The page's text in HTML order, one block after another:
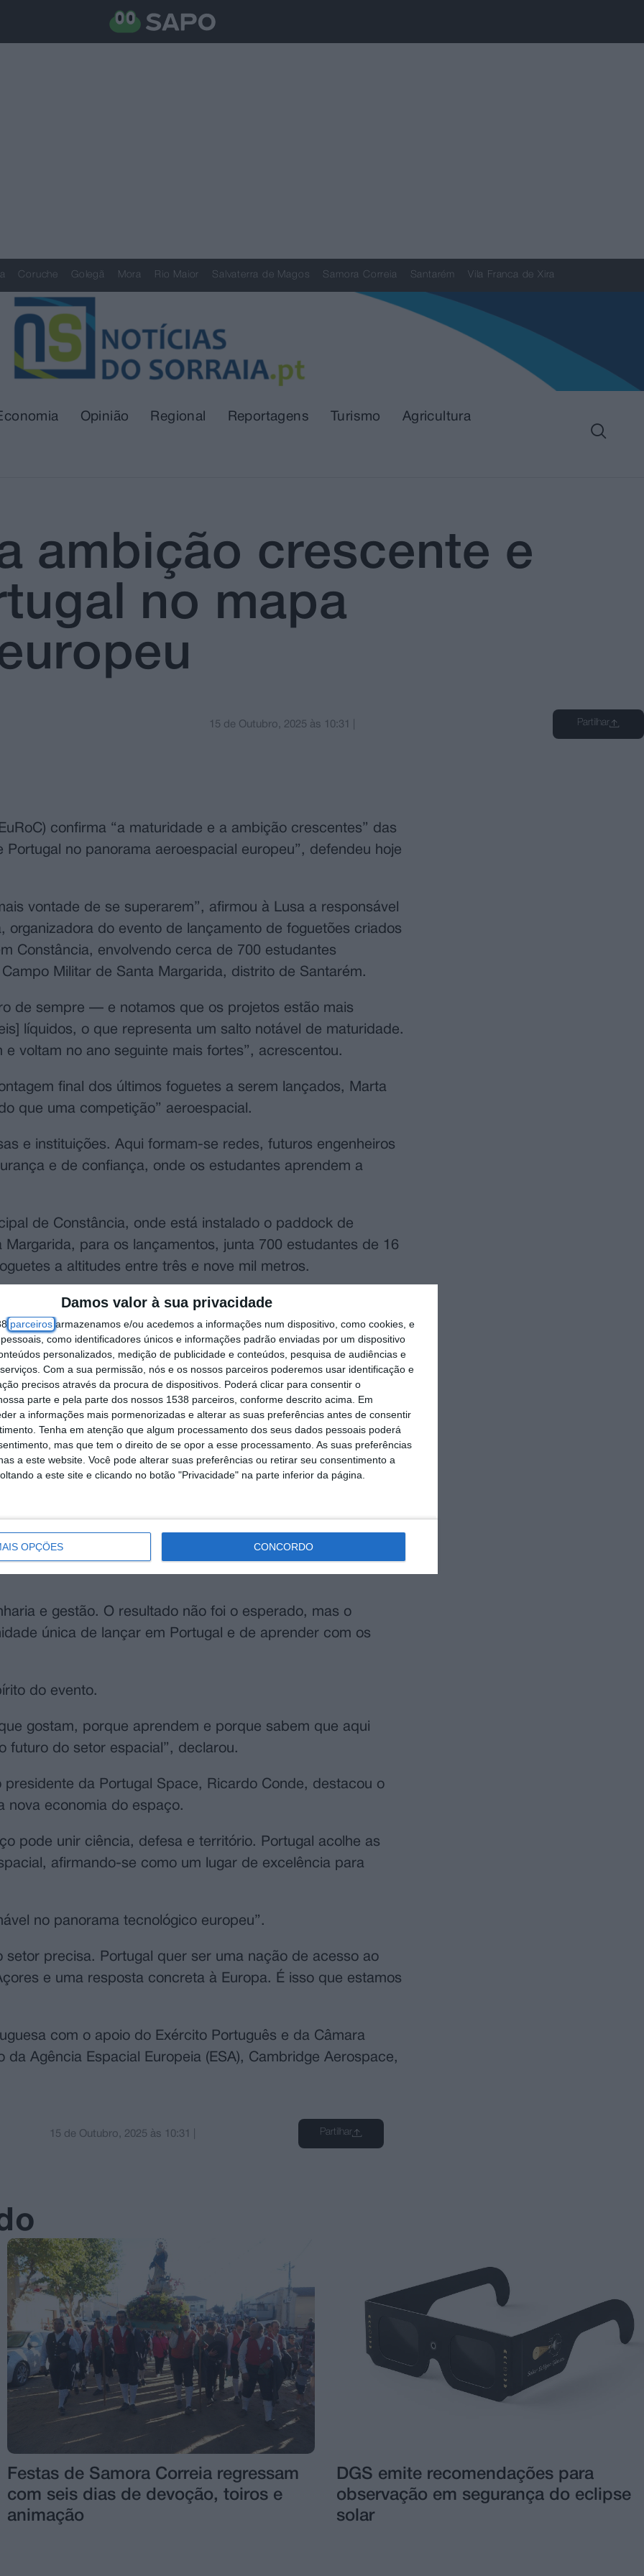
Damos valor à sua privacidade
parceiros armazenamos e/ou acedemos a informações num dispositivo, como cookies, e
como identificadores únicos e informações padrão enviadas por um dispositivo
personalizados, medição de publicidade e conteúdos, pesquisa de audiências e
Com a sua permissão, nós e os nossos parceiros poderemos usar identificação e
precisos através da procura de dispositivos. Poderá clicar para consentir o
parte e pela parte dos nossos 1538 parceiros, conforme descrito acima. Em
a informações mais pormenorizadas e alterar as suas preferências antes de consentir
Tenha em atenção que algum processamento dos seus dados pessoais poderá
mas que tem o direito de se opor a esse processamento. As suas preferências
a este website. Você pode alterar suas preferências ou retirar seu consentimento a
a este site e clicando no botão "Privacidade" na parte inferior da página.
OPÇÕES CONCORDO
Coruche Golegã Mora Rio Maior Salvaterra de Magos Samora Correia Santarém Vila Franca de Xira
Opinião Regional Reportagens Turismo Agricultura
ambição crescente e
no mapa
15 de Outubro, 2025 às 10:31 Partilhar
confirma “a maturidade e a ambição crescentes” das
no panorama aeroespacial europeu”, defendeu hoje
vontade de se superarem”, afirmou à Lusa a responsável
organizadora do evento de lançamento de foguetões criados
Constância, envolvendo cerca de 700 estudantes
Militar de Santa Margarida, distrito de Santarém.
de sempre — e notamos que os projetos estão mais
líquidos, o que representa um salto notável de maturidade.
voltam no ano seguinte mais fortes”, acrescentou.
final dos últimos foguetes a serem lançados, Marta
que uma competição” aeroespacial.
e instituições. Aqui formam-se redes, futuros engenheiros
e de confiança, onde os estudantes aprendem a
de Constância, onde está instalado o paddock de
para os lançamentos, junta 700 estudantes de 16
a altitudes entre três e nove mil metros.
— Fénix Rocket Team, North Space, Porto Space
Superior Técnico —, o número mais elevado desde a
misturava-se com o nervosismo técnico.
foguete lançado por nós”, disse à Lusa Rui Quitério, de 23
de o tempo útil de lançamento se esgotar.
tudo foi feito por nós — estrutura, motor, fibra de
e engenheiros capazes de competir com os melhores”,
pelo lançamento acabar por não ter ocorrido.
SPATI-II explodir durante a subida, realçou à Lusa a
e gestão. O resultado não foi o esperado, mas o
única de lançar em Portugal e de aprender com os
do evento.
gostam, porque aprendem e porque sabem que aqui
futuro do setor espacial”, declarou.
da Portugal Space, Ricardo Conde, destacou o
nova economia do espaço.
pode unir ciência, defesa e território. Portugal acolhe as
afirmando-se como um lugar de excelência para
no panorama tecnológico europeu”.
precisa. Portugal quer ser uma nação de acesso ao
e uma resposta concreta à Europa. É isso que estamos
com o apoio do Exército Português e da Câmara
Agência Espacial Europeia (ESA), Cambridge Aerospace,
15 de Outubro, 2025 às 10:31 Partilhar
Festas de Samora Correia regressam
com seis dias de devoção, toiros e
animação
DGS emite recomendações para
observação em segurança do eclipse
solar